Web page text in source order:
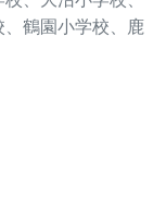
鶴園小学校、鹿